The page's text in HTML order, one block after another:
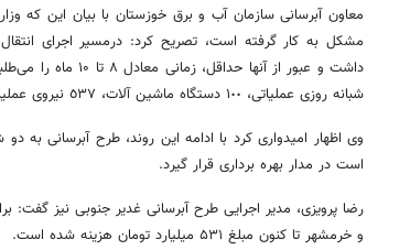
معاون آبرسانی سازمان آب و برق خوزستان با بیان این که
شبانه روزی عملیاتی، ١٠٠ دستگاه ماشین آلات، ٥٣٧ نیروی عملیاتی و اجرایی، این موانع به پنج مورد رسیده است.
است در مدار بهره برداری قرار گیرد.
و خرمشهر تا کنون مبلغ ۵۳۱ میلیارد تومان هزینه شده است.
روزنامه‌های صبح شنبه ۱۷ مرداد ۱۴۰۵